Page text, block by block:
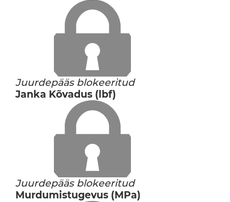
Juurdepääs blokeeritud
Janka Kõvadus (lbf)
Juurdepääs blokeeritud
Murdumistugevus (MPa)